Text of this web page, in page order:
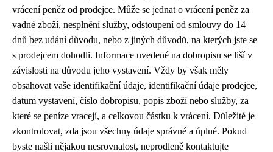
vrácení peněz od prodejce. Může se jednat o vrácení peněz za
vadné zboží, nesplnění služby, odstoupení od smlouvy do 14
dnů bez udání důvodu, nebo z jiných důvodů, na kterých jste se
s prodejcem dohodli. Informace uvedené na dobropisu se liší v
závislosti na důvodu jeho vystavení. Vždy by však měly
obsahovat vaše identifikační údaje, identifikační údaje prodejce,
datum vystavení, číslo dobropisu, popis zboží nebo služby, za
které se peníze vracejí, a celkovou částku k vrácení. Důležité je
zkontrolovat, zda jsou všechny údaje správné a úplné. Pokud
byste našli nějakou nesrovnalost, neprodleně kontaktujte